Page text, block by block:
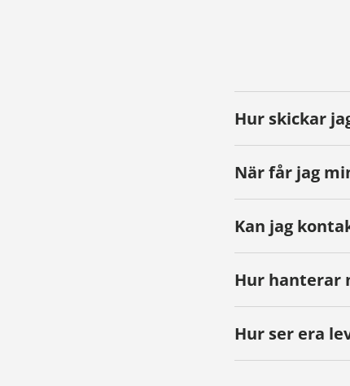
Hur skickar
När får jag
Kan jag
Hur hanterar
Hur ser era